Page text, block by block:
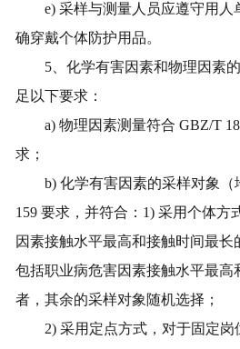
e) 采样与测量人员应遵守用人
确穿戴个体防护用品。
5、化学有害因素和物理因素
足以下要求：
a) 物理因素测量符合 GBZ/T
求；
b) 化学有害因素的采样对象（
159 要求，并符合： 1) 采用个体方
因素接触水平最高和接触时间最长
包括职业病危害因素接触水平最高
者，其余的采样对象随机选择；
2) 采用定点方式，对于固定岗